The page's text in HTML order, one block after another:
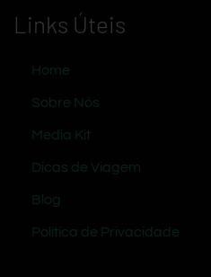
Links Úteis
Home
Sobre Nós
Media Kit
Dicas de Viagem
Blog
Política de Privacidade